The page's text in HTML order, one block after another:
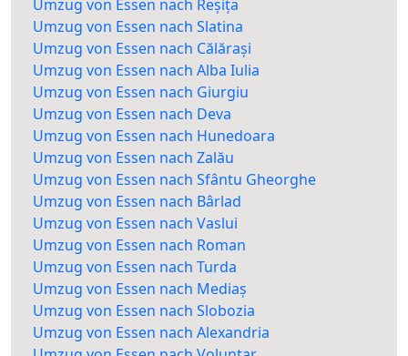
Umzug von Essen nach Reșița
Umzug von Essen nach Slatina
Umzug von Essen nach Călărași
Umzug von Essen nach Alba Iulia
Umzug von Essen nach Giurgiu
Umzug von Essen nach Deva
Umzug von Essen nach Hunedoara
Umzug von Essen nach Zalău
Umzug von Essen nach Sfântu Gheorghe
Umzug von Essen nach Bârlad
Umzug von Essen nach Vaslui
Umzug von Essen nach Roman
Umzug von Essen nach Turda
Umzug von Essen nach Mediaș
Umzug von Essen nach Slobozia
Umzug von Essen nach Alexandria